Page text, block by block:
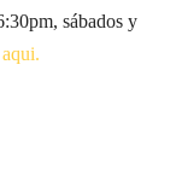
sábados y
aqui.